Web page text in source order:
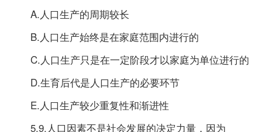
A.人口生产的周期较长
B.人口生产始终是在家庭范围内进行的
C.人口生产只是在一定阶段才以家庭为单位进行的
D.生育后代是人口生产的必要环节
E.人口生产较少重复性和渐进性
5.9.人口因素不是社会发展的决定力量，因为